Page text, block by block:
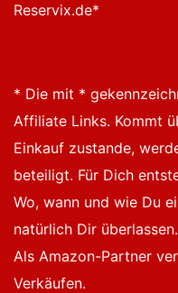
Reservix.de*
* Die mit *
Affiliate Links. Kommt
Einkauf zustande,
beteiligt. Für Dich
Wo, wann und wie Du
natürlich Dir überlassen.
Als Amazon-Partner
Verkäufen.